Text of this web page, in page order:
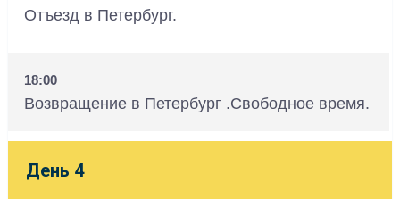
Отъезд в Петербург.
18:00
Возвращение в Петербург .Свободное время.
День 4